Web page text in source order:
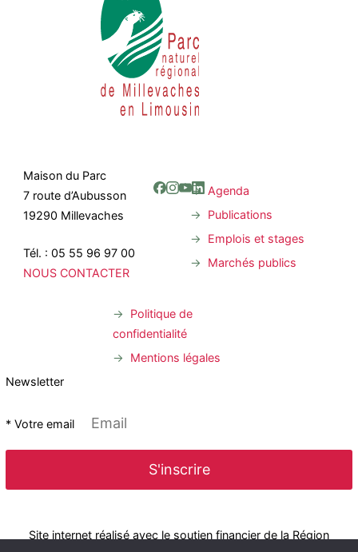
Maison du Parc
7 route d’Aubusson
19290 Millevaches
Tél. : 05 55 96 97 00
NOUS CONTACTER
Agenda
Publications
Emplois et stages
Marchés publics
Politique de
confidentialité
Mentions légales
Newsletter
* Votre email
Site internet réalisé avec le soutien financier de la Région